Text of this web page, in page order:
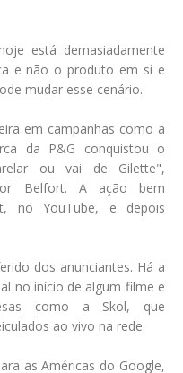
está demasiadamente
e não o produto em si e
mudar esse cenário.
em campanhas como a
da P&G conquistou o
ou vai de Gilette",
Belfort. A ação bem
no YouTube, e depois
dos anunciantes. Há a
no início de algum filme e
como a Skol, que
ao vivo na rede.
as Américas do Google,